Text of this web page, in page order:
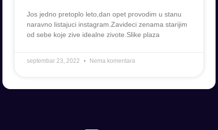
Jos jedno pretoplo leto,dan opet provodim u stanu
naravno listajuci instagram.Zavideci zenama starijim
od sebe koje zive idealne zivote.Slike plaza
septembar 23, 2022 Nema komentara